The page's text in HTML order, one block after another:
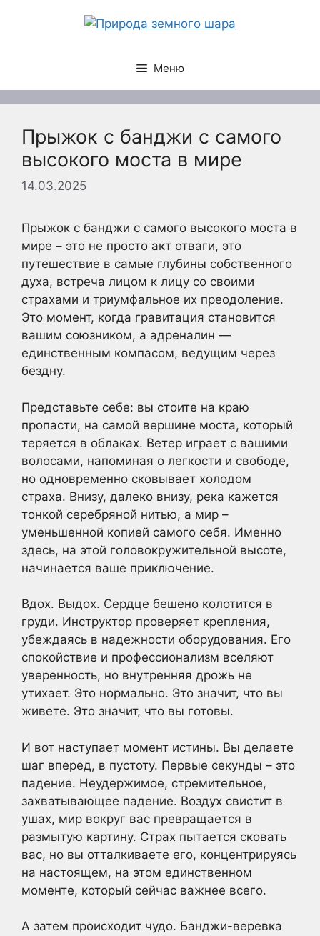
Меню
Прыжок с банджи с самого
высокого моста в мире
14.03.2025
Прыжок с банджи с самого высокого моста в
мире – это не просто акт отваги, это
путешествие в самые глубины собственного
духа, встреча лицом к лицу со своими
страхами и триумфальное их преодоление.
Это момент, когда гравитация становится
вашим союзником, а адреналин —
единственным компасом, ведущим через
бездну.
Представьте себе: вы стоите на краю
пропасти, на самой вершине моста, который
теряется в облаках. Ветер играет с вашими
волосами, напоминая о легкости и свободе,
но одновременно сковывает холодом
страха. Внизу, далеко внизу, река кажется
тонкой серебряной нитью, а мир –
уменьшенной копией самого себя. Именно
здесь, на этой головокружительной высоте,
начинается ваше приключение.
Вдох. Выдох. Сердце бешено колотится в
груди. Инструктор проверяет крепления,
убеждаясь в надежности оборудования. Его
спокойствие и профессионализм вселяют
уверенность, но внутренняя дрожь не
утихает. Это нормально. Это значит, что вы
живете. Это значит, что вы готовы.
И вот наступает момент истины. Вы делаете
шаг вперед, в пустоту. Первые секунды – это
падение. Неудержимое, стремительное,
захватывающее падение. Воздух свистит в
ушах, мир вокруг вас превращается в
размытую картину. Страх пытается сковать
вас, но вы отталкиваете его, концентрируясь
на настоящем, на этом единственном
моменте, который сейчас важнее всего.
А затем происходит чудо. Банджи-веревка